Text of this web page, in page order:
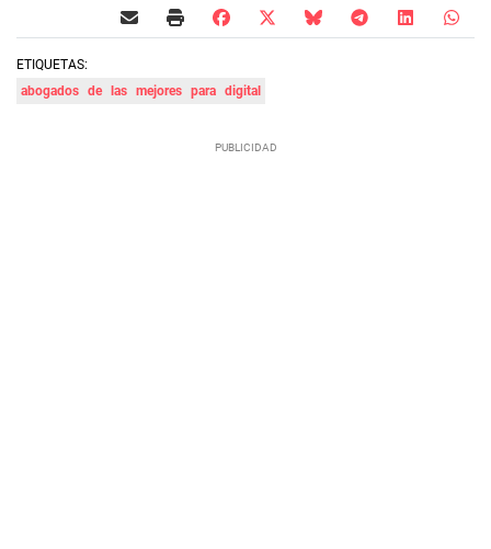
ETIQUETAS:
abogados de las mejores para digital